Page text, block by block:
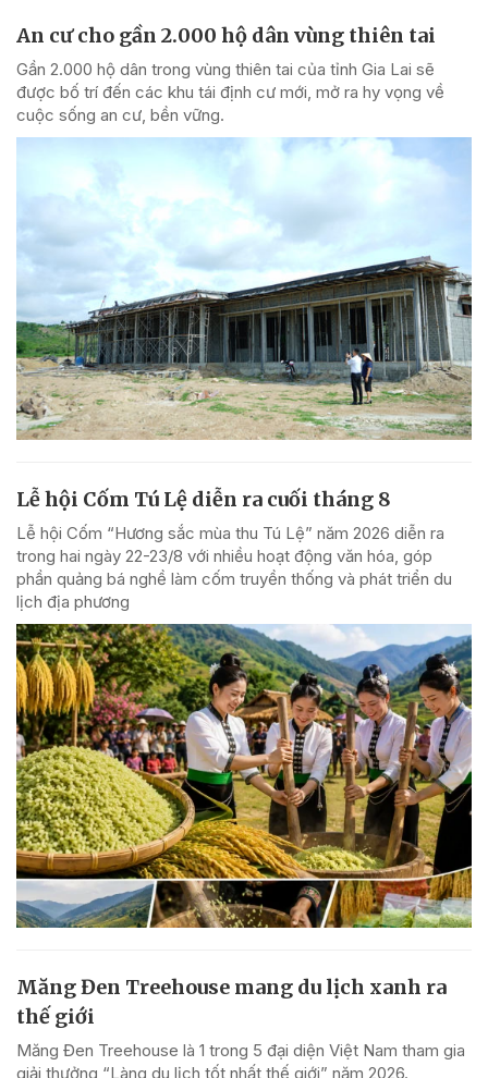
An cư cho gần 2.000 hộ dân vùng thiên tai
Gần 2.000 hộ dân trong vùng thiên tai của tỉnh Gia Lai sẽ
được bố trí đến các khu tái định cư mới, mở ra hy vọng về
cuộc sống an cư, bền vững.
Lễ hội Cốm Tú Lệ diễn ra cuối tháng 8
Lễ hội Cốm “Hương sắc mùa thu Tú Lệ” năm 2026 diễn ra
trong hai ngày 22-23/8 với nhiều hoạt động văn hóa, góp
phần quảng bá nghề làm cốm truyền thống và phát triển du
lịch địa phương
Măng Đen Treehouse mang du lịch xanh ra
thế giới
Măng Đen Treehouse là 1 trong 5 đại diện Việt Nam tham gia
giải thưởng “Làng du lịch tốt nhất thế giới” năm 2026.